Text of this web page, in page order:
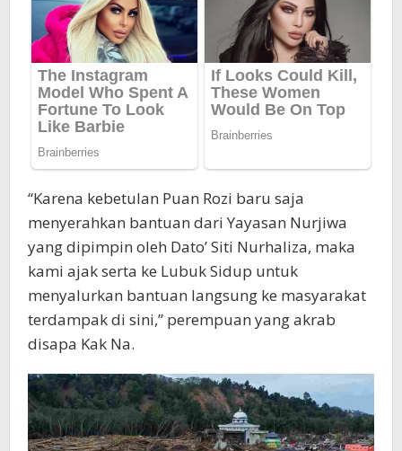
“Karena kebetulan Puan Rozi baru saja
menyerahkan bantuan dari Yayasan Nurjiwa
yang dipimpin oleh Dato’ Siti Nurhaliza, maka
kami ajak serta ke Lubuk Sidup untuk
menyalurkan bantuan langsung ke masyarakat
terdampak di sini,” perempuan yang akrab
disapa Kak Na.